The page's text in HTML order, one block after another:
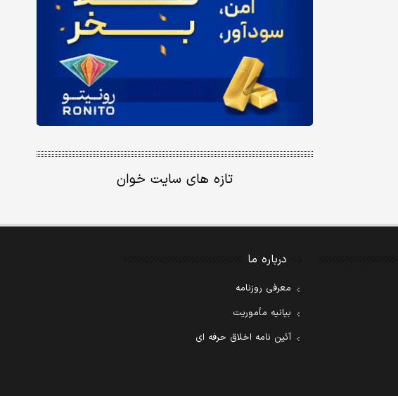
تازه های سایت خوان
درباره ما
معرفی روزنامه
بیانیه مأموریت
آئین نامه اخلاق حرفه ای